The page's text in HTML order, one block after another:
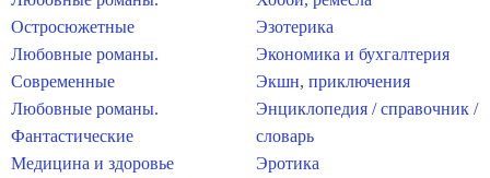
Остросюжетные
Любовные романы.
Современные
Любовные романы.
Фантастические
Медицина и здоровье
Эзотерика
Экономика и бухгалтерия
Экшн, приключения
Энциклопедия / справочник /
словарь
Эротика